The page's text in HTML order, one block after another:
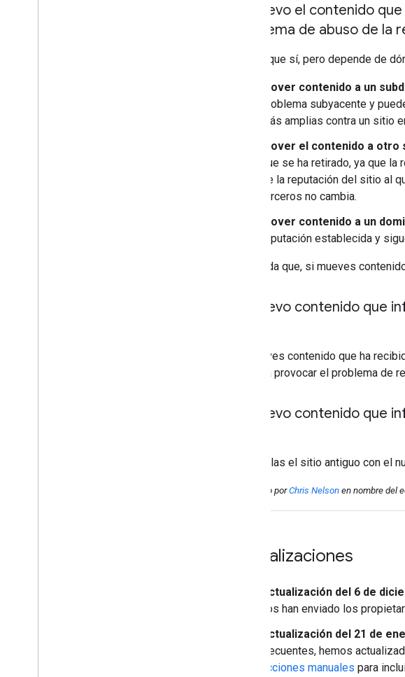
Si muevo el contenido
problema de abuso de la
Puede que sí, pero depende de
Mover contenido a un
problema subyacente y
más amplias contra un sitio
Mover el contenido a
que se ha retirado, ya que
de la reputación del sitio al
terceros no cambia.
Mover contenido a un
reputación establecida y
Recuerda que, si mueves
Si muevo contenido que
Si mueves contenido que ha
volver a provocar el problema de
Si muevo contenido que
Si vinculas el sitio antiguo con el
Publicado porChris Nelson en nombre del
Actualizaciones
Actualización del 6 de
nos han enviado los
Actualización del 21 de
frecuentes, hemos
acciones manuales para